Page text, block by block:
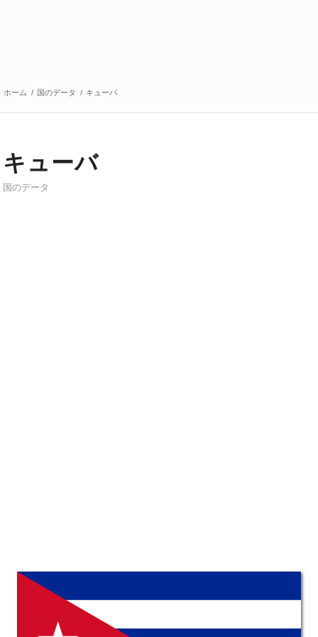
ホーム / 国のデータ / キューバ
キューバ
国のデータ